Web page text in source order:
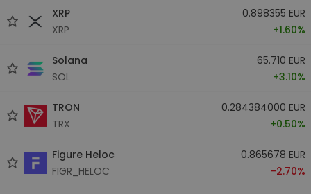
XRP
XRP
0.898355 EUR
+1.60%
Solana
SOL
65.710 EUR
+3.10%
TRON
TRX
0.284384000 EUR
+0.50%
Figure Heloc
FIGR_HELOC
0.865678 EUR
-2.70%